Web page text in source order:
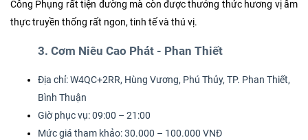
Công Phụng rất tiện đường mà còn được thưởng thức hương vị ẩm
thực truyền thống rất ngon, tinh tế và thú vị.
3. Cơm Niêu Cao Phát - Phan Thiết
Địa chỉ: W4QC+2RR, Hùng Vương, Phú Thủy, TP. Phan Thiết,
Bình Thuận
Giờ phục vụ: 09:00 – 21:00
Mức giá tham khảo: 30.000 – 100.000 VNĐ